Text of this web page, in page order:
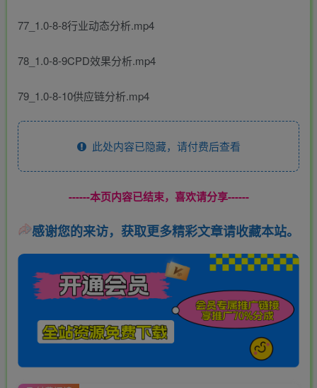
77_1.0-8-8行业动态分析.mp4
78_1.0-8-9CPD效果分析.mp4
79_1.0-8-10供应链分析.mp4
此处内容已隐藏，请付费后查看
------本页内容已结束，喜欢请分享------
感谢您的来访，获取更多精彩文章请收藏本站。